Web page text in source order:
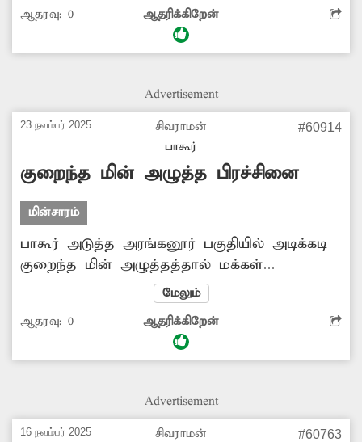
உள்ளது. சாலையில் பரவி கிடக்கும் மணலை
அப்புறப்படுத்த வேண்டும்.
ஆதரவு: 0 ஆதரிக்கிறேன்
Advertisement
23 நவம்பர் 2025
சிவராமன்
பாகூர்
#60914
குறைந்த மின் அழுத்த பிரச்சினை
மின்சாரம்
பாகூர் அடுத்த அரங்கனூர் பகுதியில் அடிக்கடி
குறைந்த மின் அழுத்தத்தால் மக்கள்
அவதிப்படுகின்றனர். மின் சாதனங்களும்
பழுதாகிறது. இந்த மின் பிரச்சினைக்கு துறை
அதிகாரிகள் உடனடியாக நடவடிக்கை எடுக்க
மேலும்
ஆதரவு: 0 ஆதரிக்கிறேன்
Advertisement
16 நவம்பர் 2025
சிவராமன்
#60763